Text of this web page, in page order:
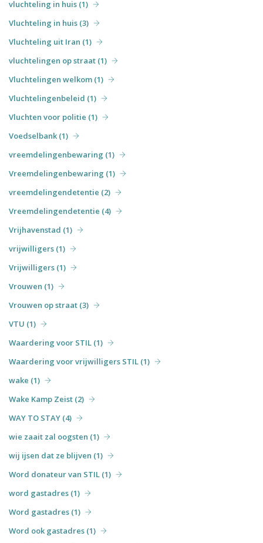
vluchteling in huis (1)
Vluchteling in huis (3)
Vluchteling uit Iran (1)
vluchtelingen op straat (1)
Vluchtelingen welkom (1)
Vluchtelingenbeleid (1)
Vluchten voor politie (1)
Voedselbank (1)
vreemdelingenbewaring (1)
Vreemdelingenbewaring (1)
vreemdelingendetentie (2)
Vreemdelingendetentie (4)
Vrijhavenstad (1)
vrijwilligers (1)
Vrijwilligers (1)
Vrouwen (1)
Vrouwen op straat (3)
VTU (1)
Waardering voor STIL (1)
Waardering voor vrijwilligers STIL (1)
wake (1)
Wake Kamp Zeist (2)
WAY TO STAY (4)
wie zaait zal oogsten (1)
wij ijsen dat ze blijven (1)
Word donateur van STIL (1)
word gastadres (1)
Word gastadres (1)
Word ook gastadres (1)